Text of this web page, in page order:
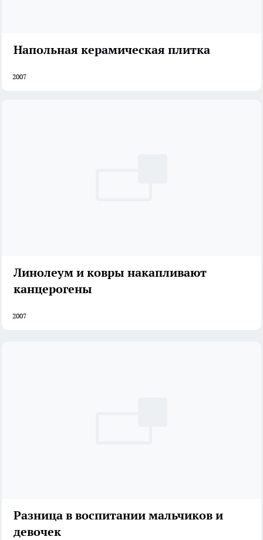
Напольная керамическая плитка
2007
Линолеум и ковры накапливают
канцерогены
2007
Разница в воспитании мальчиков и
девочек